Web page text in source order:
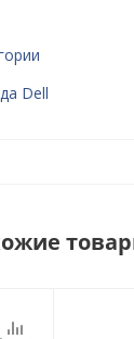
Dell